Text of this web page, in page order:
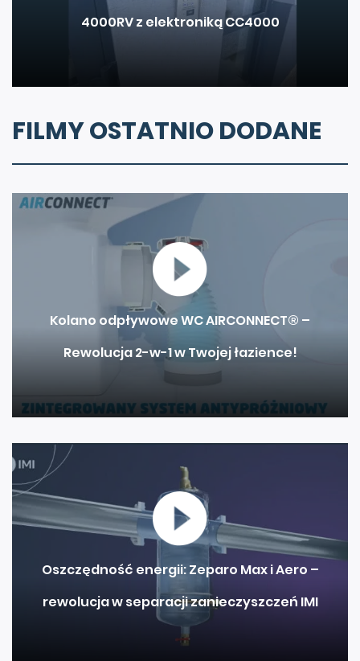
4000RV z elektroniką CC4000
FILMY OSTATNIO DODANE
Kolano odpływowe WC AIRCONNECT® –
Rewolucja 2-w-1 w Twojej łazience!
Oszczędność energii: Zeparo Max i Aero –
rewolucja w separacji zanieczyszczeń IMI